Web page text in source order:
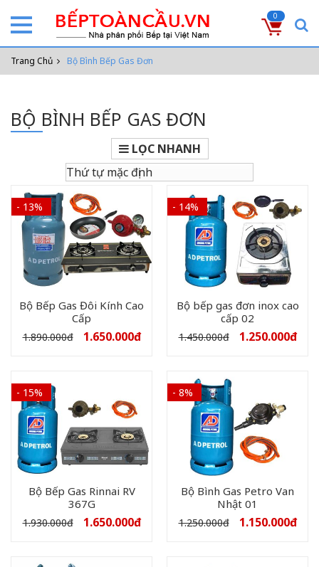
0
Trang Chủ Bộ Bình Bếp Gas Đơn
BỘ BÌNH BẾP GAS ĐƠN
LỌC NHANH
- 13%
Bộ Bếp Gas Đôi Kính Cao
Cấp
1.890.000đ 1.650.000đ
- 14%
Bộ bếp gas đơn inox cao
cấp 02
1.450.000đ 1.250.000đ
- 15%
Bộ Bếp Gas Rinnai RV
367G
1.930.000đ 1.650.000đ
- 8%
Bộ Bình Gas Petro Van
Nhật 01
1.250.000đ 1.150.000đ